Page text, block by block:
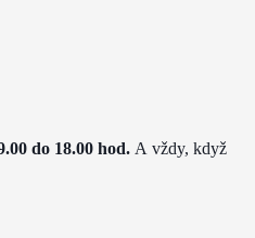
do 18.00 hod. A vždy, když